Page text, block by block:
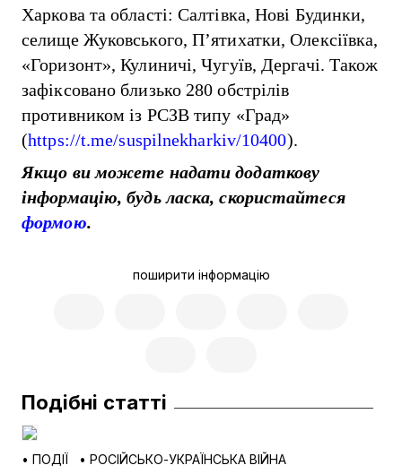
Харкова та області: Салтівка, Нові Будинки,
селище Жуковського, П’ятихатки, Олексіївка,
«Горизонт», Кулиничі, Чугуїв, Дергачі. Також
зафіксовано близько 280 обстрілів
противником із РСЗВ типу «Град»
(https://t.me/suspilnekharkiv/10400).
Якщо ви можете надати додаткову
інформацію, будь ласка, скористайтеся
формою.
поширити інформацію
Подібні статті
• ПОДІЇ • РОСІЙСЬКО-УКРАЇНСЬКА ВІЙНА